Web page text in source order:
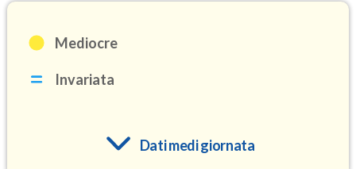
Mediocre
Invariata
Dati medi giornata